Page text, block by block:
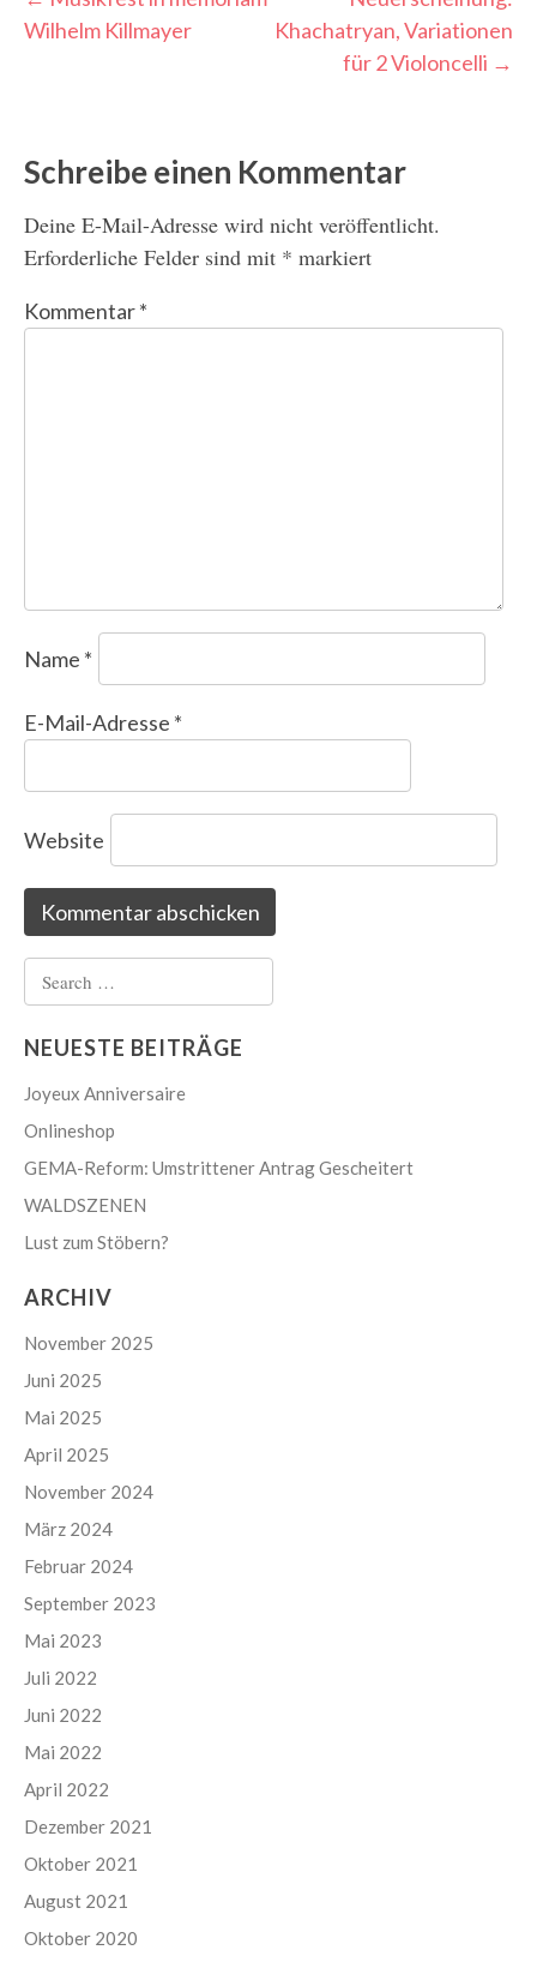
navigation
Wilhelm Killmayer
Khachatryan, Variationen
für 2 Violoncelli →
Schreibe einen Kommentar
Deine E-Mail-Adresse wird nicht veröffentlicht.
Erforderliche Felder sind mit * markiert
Kommentar*
Name *
E-Mail-Adresse *
Website
for:
NEUESTE BEITRÄGE
Joyeux Anniversaire
Onlineshop
GEMA-Reform: Umstrittener Antrag Gescheitert
WALDSZENEN
Lust zum Stöbern?
ARCHIV
November 2025
Juni 2025
Mai 2025
April 2025
November 2024
März 2024
Februar 2024
September 2023
Mai 2023
Juli 2022
Juni 2022
Mai 2022
April 2022
Dezember 2021
Oktober 2021
August 2021
Oktober 2020